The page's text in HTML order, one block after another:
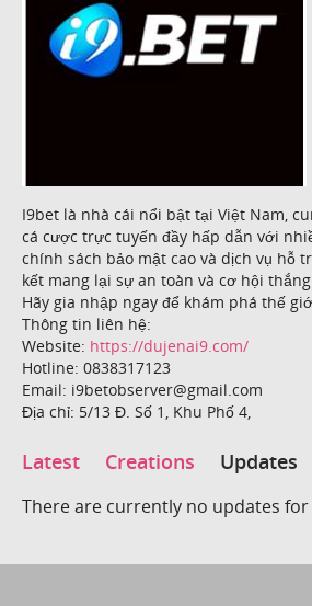
I9bet là nhà cái nổi bật tại Việt Nam,
cá cược trực tuyến đầy hấp dẫn với
chính sách bảo mật cao và dịch vụ hỗ
kết mang lại sự an toàn và cơ hội
Hãy gia nhập ngay để khám phá thế
Thông tin liên hệ:
Website: https://dujenai9.com/
Hotline: 0838317123
Email: i9betobserver@gmail.com
Địa chỉ: 5/13 Đ. Số 1, Khu Phố 4,
Latest Creations Updates
There are currently no updates